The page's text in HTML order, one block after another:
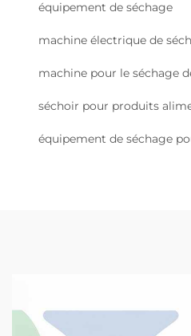
équipement de séchage
machine électrique de
machine pour le séchage
séchoir pour produits
équipement de séchage